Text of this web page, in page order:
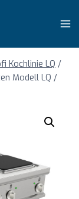
Kochlinie LQ /
Modell LQ /